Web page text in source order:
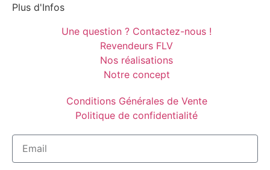
Plus d'Infos
Une question ? Contactez-nous !
Revendeurs FLV
Nos réalisations
Notre concept
Conditions Générales de Vente
Politique de confidentialité